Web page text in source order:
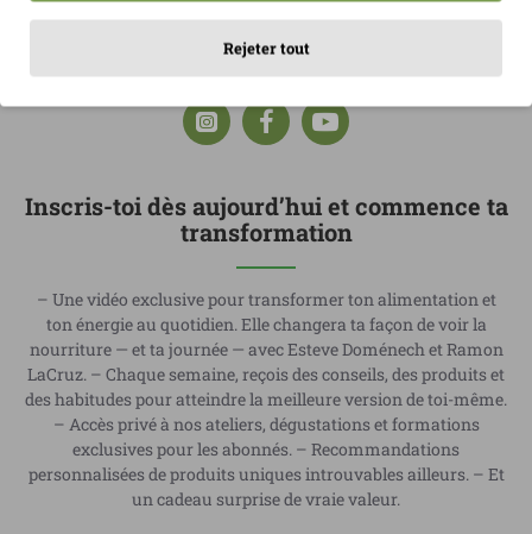
Inscris-toi dès aujourd’hui et commence ta
transformation
– Une vidéo exclusive pour transformer ton alimentation et
ton énergie au quotidien. Elle changera ta façon de voir la
nourriture — et ta journée — avec Esteve Doménech et Ramon
LaCruz. – Chaque semaine, reçois des conseils, des produits et
des habitudes pour atteindre la meilleure version de toi-même.
– Accès privé à nos ateliers, dégustations et formations
exclusives pour les abonnés. – Recommandations
personnalisées de produits uniques introuvables ailleurs. – Et
un cadeau surprise de vraie valeur.
Rejeter tout